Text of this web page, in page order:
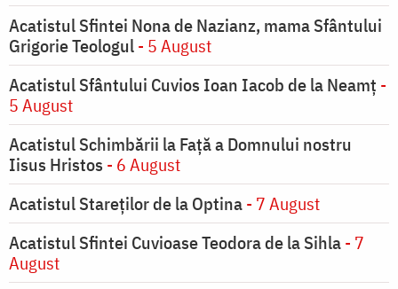
Acatistul Sfintei Nona de Nazianz, mama Sfântului
Grigorie Teologul- 5 August
Acatistul Sfântului Cuvios Ioan Iacob de la Neamț -
5 August
Acatistul Schimbării la Faţă a Domnului nostru
Iisus Hristos - 6 August
Acatistul Stareţilor de la Optina- 7 August
Acatistul Sfintei Cuvioase Teodora de la Sihla- 7
August